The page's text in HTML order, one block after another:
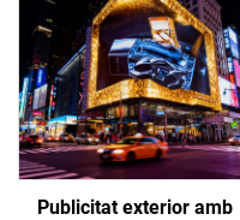
Publicitat exterior amb